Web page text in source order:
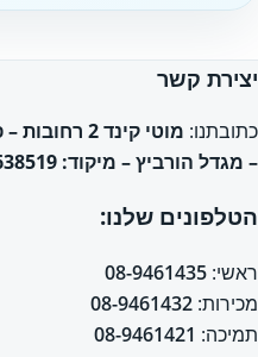
יצירת קשר
כתובתנו:
מוטי קינד 2
– מגדל הורביץ – מיקוד: 7638519
הטלפונים שלנו:
ראשי: 08-9461435
מכירות: 08-9461432
תמיכה: 08-9461421